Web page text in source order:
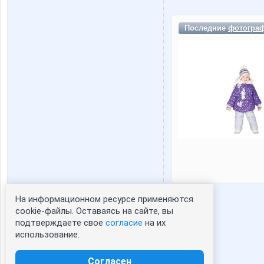
Статистика портрета:
сейчас просматривают портрет - 0
зарегистрированные пользователи
Последние
На информационном ресурсе применяются
cookie-файлы. Оставаясь на сайте, вы
подтверждаете свое согласие на их
использование.
Согласен